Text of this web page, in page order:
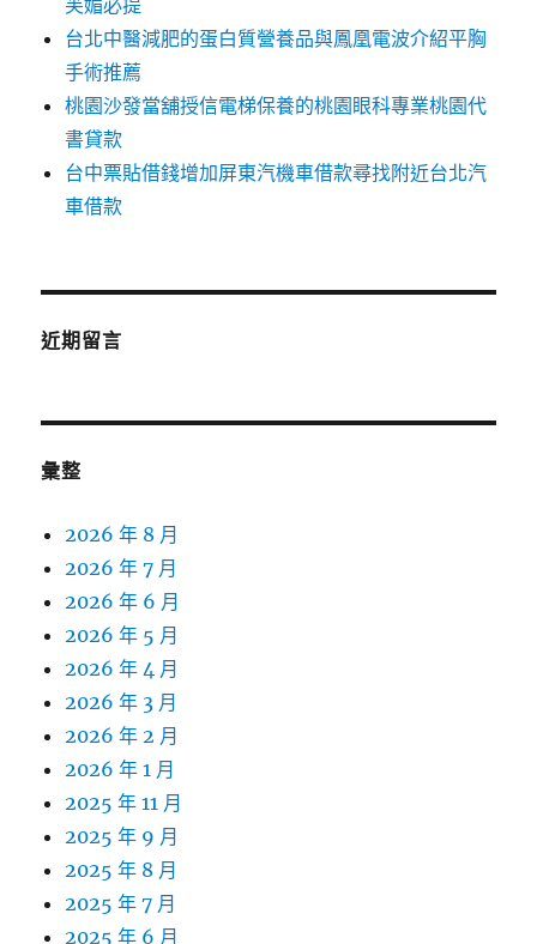
芙媚必提
台北中醫減肥的蛋白質營養品與鳳凰電波介紹平胸
手術推薦
桃園沙發當舖授信電梯保養的桃園眼科專業桃園代
書貸款
台中票貼借錢增加屏東汽機車借款尋找附近台北汽
車借款
近期留言
彙整
2026 年 8 月
2026 年 7 月
2026 年 6 月
2026 年 5 月
2026 年 4 月
2026 年 3 月
2026 年 2 月
2026 年 1 月
2025 年 11 月
2025 年 9 月
2025 年 8 月
2025 年 7 月
2025 年 6 月